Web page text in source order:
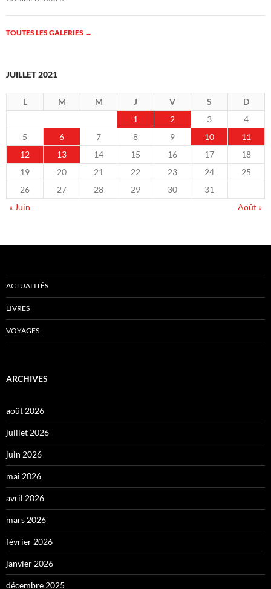
TOUTES LES GALERIES →
JUILLET 2021
L M M J V S
D
1
2 3
4
5
6 7 8 9 10
11
12
13 14 15 16 17
18
19
20 21 22 23 24
25
26
27 28 29 30
31
« Juin
Août »
ACTUALITÉS
LIVRES
VOYAGES
ARCHIVES
août 2026
juillet 2026
juin 2026
mai 2026
avril 2026
mars 2026
février 2026
janvier 2026
décembre 2025